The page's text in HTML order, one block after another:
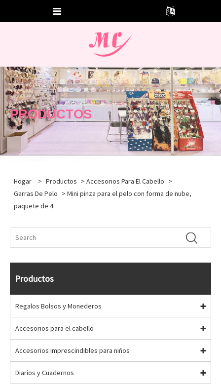
PRODUCTOS
Hogar > Productos >Accesorios Para El Cabello >
Garras De Pelo > Mini pinza para el pelo con forma de nube,
paquete de 4
Productos
Regalos Bolsos y Monederos
Accesorios para el cabello
Accesorios imprescindibles para niños
Diarios y Cuadernos